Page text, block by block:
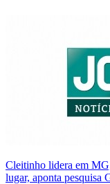
Cleitinho lidera em
lugar, aponta pesquisa